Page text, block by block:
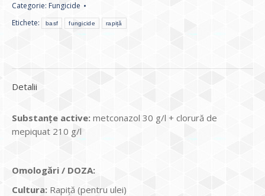
Categorie: Fungicide
Etichete:
basf fungicide rapiță
Detalii
Substanţe active: metconazol 30 g/l + clorură de
mepiquat 210 g/l
Omologări / DOZA:
Cultura: Rapiță (pentru ulei)